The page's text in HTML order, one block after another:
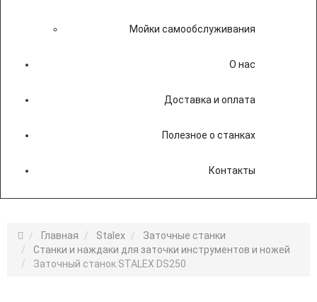
Мойки самообслуживания
О нас
Доставка и оплата
Полезное о станках
Контакты
Главная Stalex
Заточные станки
Станки и наждаки для заточки инструментов и ножей
Заточный станок STALEX DS250